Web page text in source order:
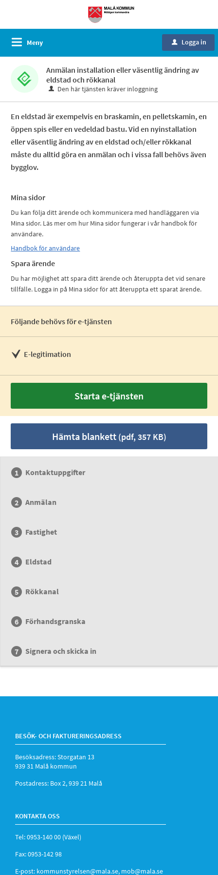
Meny u Logga in
Anmälan installation eller väsentlig ändring av
eldstad och rökkanal
Den här tjänsten kräver inloggning
En eldstad är exempelvis en braskamin, en pelletskamin, en
öppen spis eller en vedeldad bastu. Vid en nyinstallation
eller väsentlig ändring av en eldstad och/eller rökkanal
måste du alltid göra en anmälan och i vissa fall behövs även
bygglov.
Mina sidor
Du kan följa ditt ärende och kommunicera med handläggaren via
Mina sidor. Läs mer om hur Mina sidor fungerar i vår handbok för
användare.
Handbok för användare
Spara ärende
Du har möjlighet att spara ditt ärende och återuppta det vid senare
tillfälle. Logga in på Mina sidor för att återuppta ett sparat ärende.
Följande behövs för e-tjänsten
E-legitimation
Starta e-tjänsten
Hämta blankett(pdf, 357 KB)
Kontaktuppgifter
Anmälan
Fastighet
Eldstad
Rökkanal
Förhandsgranska
Signera och skicka in
BESÖK- OCH FAKTURERINGSADRESS
Besöksadress: Storgatan 13
939 31 Malå kommun
Postadress: Box 2, 939 21 Malå
KONTAKTA OSS
Tel: 0953-140 00 (Växel)
Fax: 0953-142 98
E-post: kommunstyrelsen@mala.se, mob@mala.se